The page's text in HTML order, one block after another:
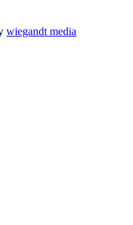
wiegandt media